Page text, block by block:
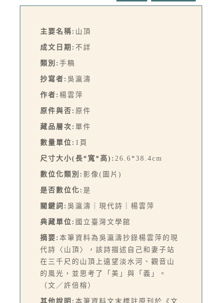
主要名稱: 山頂
成文日期: 不詳
類別: 手稿
抄寫者: 吳瀛濤
作者: 楊雲萍
原件與否: 原件
藏品層次: 單件
數量單位: 1頁
尺寸大小(長*寬*高): 26.6*38.4cm
數位化類別: 影像(圖片)
是否數位化: 是
關鍵詞: 吳瀛濤｜現代詩｜楊雲萍
典藏單位: 國立臺灣文學館
摘要: 本筆資料為吳瀛濤抄錄楊雲萍的現
代詩〈山頂〉，該詩描述自己和妻子站
在三千尺的山頂上遠望淡水河、觀音山
的風光，並思考了「美」與「義」。
（文／許倍榕）
其他說明: 本筆資料文末標註原刊於《文